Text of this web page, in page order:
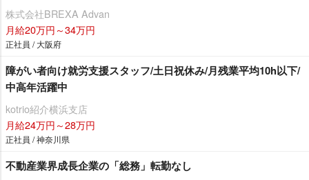
株式会社BREXA Advan
月給20万円～34万円
正社員 / 大阪府
障がい者向け就労支援スタッフ/土日祝休み/月残業平均10h以下/
中高年活躍中
kotrio紹介横浜支店
月給24万円～28万円
正社員 / 神奈川県
不動産業界成長企業の「総務」転勤なし